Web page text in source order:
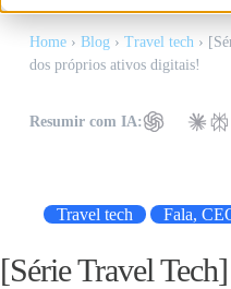
Home› Blog› Travel tech›
dos próprios ativos digitais!
Resumir com IA:
Travel tech Fala,
[Série Travel